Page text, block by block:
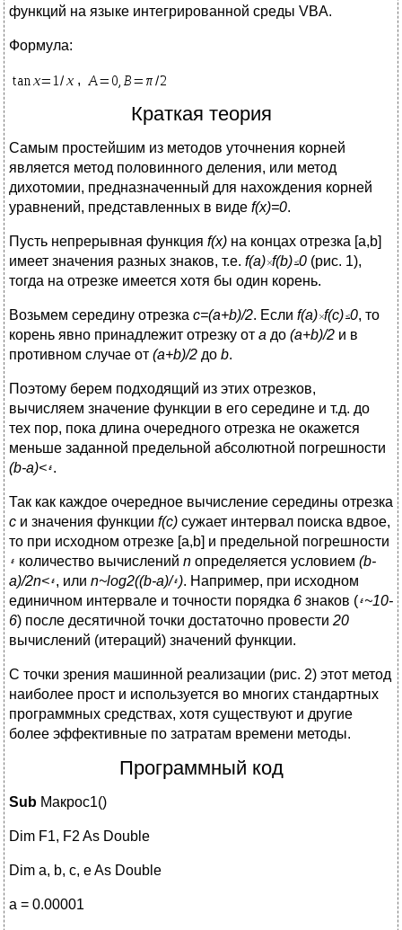
функций на языке интегрированной среды VBA.
Формула:
,
Краткая теория
Самым простейшим из методов уточнения корней
является метод половинного деления, или метод
дихотомии, предназначенный для нахождения корней
уравнений, представленных в виде f(x)=0.
Пусть непрерывная функция f(x) на концах отрезка [a,b]
имеет значения разных знаков, т.е. f(a) f(b) 0 (рис. 1),
тогда на отрезке имеется хотя бы один корень.
Возьмем середину отрезка с=(a+b)/2. Если f(a) f(c) 0, то
корень явно принадлежит отрезку от a до (a+b)/2 и в
противном случае от (a+b)/2 до b.
Поэтому берем подходящий из этих отрезков,
вычисляем значение функции в его середине и т.д. до
тех пор, пока длина очередного отрезка не окажется
меньше заданной предельной абсолютной погрешности
(b-a)< .
Так как каждое очередное вычисление середины отрезка
c и значения функции f(c) сужает интервал поиска вдвое,
то при исходном отрезке [a,b] и предельной погрешности
количество вычислений n определяется условием (b-
a)/2n< , или n~log2((b-a)/ ). Например, при исходном
единичном интервале и точности порядка 6 знаков ( ~10-
6) после десятичной точки достаточно провести 20
вычислений (итераций) значений функции.
С точки зрения машинной реализации (рис. 2) этот метод
наиболее прост и используется во многих стандартных
программных средствах, хотя существуют и другие
более эффективные по затратам времени методы.
Программный код
Sub Макрос1()
Dim F1, F2 As Double
Dim a, b, c, e As Double
a = 0.00001